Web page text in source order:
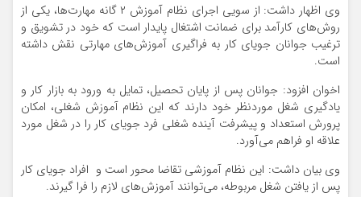
وی اظهار داشت: از سویی اجرای نظام آموزش ۲ گانه مهارت‌ها، یکی از
روش‌های کارآمد برای ضمانت اشتغال پایدار است که خود در تشویق و
ترغیب جوانان جویای کار به فراگیری آموزش‌های مهارتی نقش داشته
است.
اخوان افزود: جوانان پس از پایان تحصیل، تمایل به ورود به بازار کار و
یادگیری شغل موردنظر خود دارند که این نظام آموزش شغلی، امکان
پرورش استعداد و پیشرفت آینده شغلی فرد جویای کار را در شغل مورد
علاقه او فراهم می‌آورد.
وی بیان داشت: این نظام آموزشی تقاضا محور است و افراد جویای کار
پس از یافتن شغل مربوطه، می‌توانند آموزش‌های لازم را فرا گیرند.